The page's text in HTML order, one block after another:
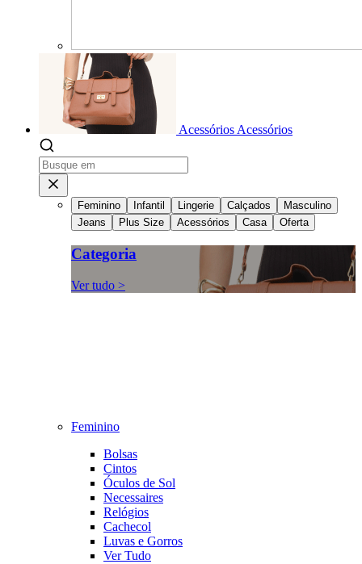
Acessórios Acessórios
Feminino Infantil Lingerie Calçados
Masculino
Jeans
Plus Size Acessórios Casa Oferta
Categoria
Ver tudo >
Feminino
Bolsas
Cintos
Óculos de Sol
Necessaires
Relógios
Cachecol
Luvas e Gorros
Ver Tudo